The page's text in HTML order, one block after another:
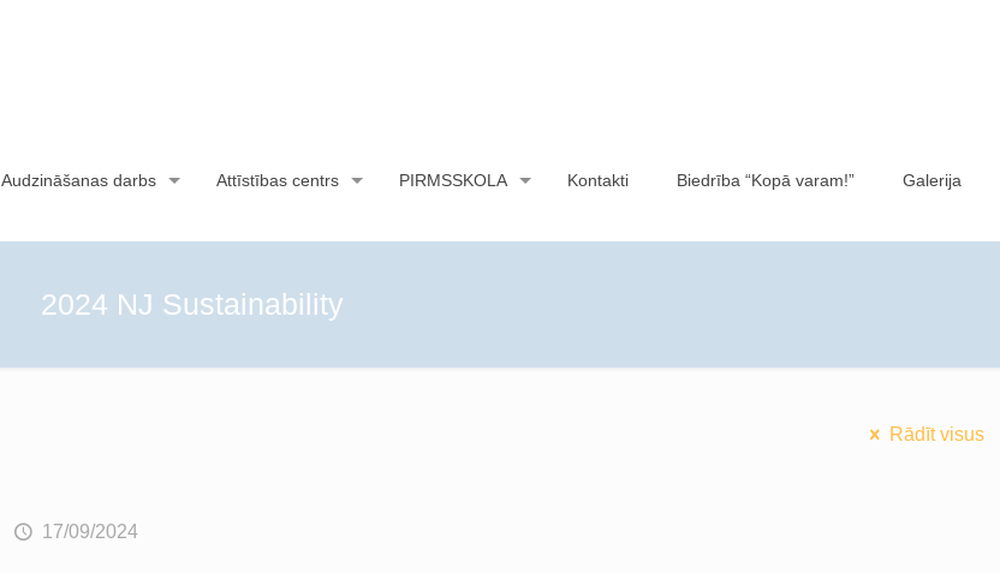
Audzināšanas darbs Attīstības centrs PIRMSSKOLA Kontakti Biedrība “Kopā varam!” Galerija
2024 NJ Sustainability
Rādīt visus
17/09/2024